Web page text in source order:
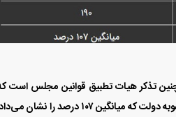
تذکر هیات تطبیق قوانین مجلس است
قالب آن، هر دو تأکید داشتند که در قانون بودجه، نرخ تعرفه واردات ۱۰۰ درصد تعیین شده و مصوبه دولت که میانگین